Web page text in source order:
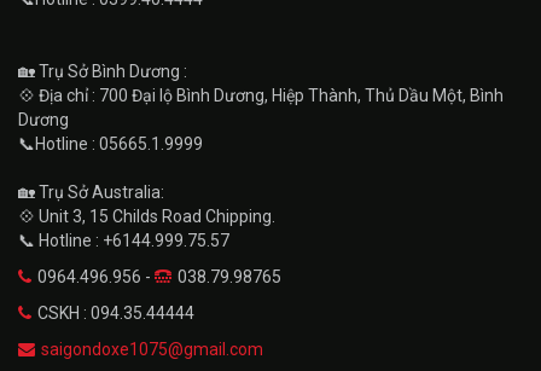
🏡 Trụ Sở Bình Dương :
💠 Địa chỉ : 700 Đại lộ Bình Dương, Hiệp Thành, Thủ Dầu Một, Bình
Dương
📞Hotline : 05665.1.9999
🏡 Trụ Sở Australia:
💠 Unit 3, 15 Childs Road Chipping.
📞 Hotline : +6144.999.75.57
0964.496.956 -
038.79.98765
CSKH : 094.35.44444
saigondoxe1075@gmail.com